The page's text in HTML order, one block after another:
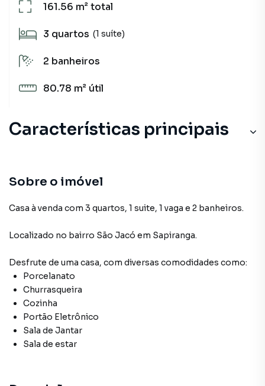
161.56 m²total
3 quartos (1 suíte)
2 banheiros
80.78 m² útil
Características principais
Sobre o imóvel
Casa à venda com 3 quartos, 1 suite, 1 vaga e 2 banheiros.
Localizado no bairro São Jacó em Sapiranga.
Desfrute de uma casa, com diversas comodidades como:
Porcelanato
Churrasqueira
Cozinha
Portão Eletrônico
Sala de Jantar
Sala de estar